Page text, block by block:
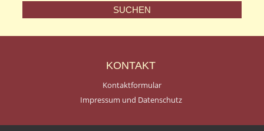
KONTAKT
Kontaktformular
Impressum und Datenschutz